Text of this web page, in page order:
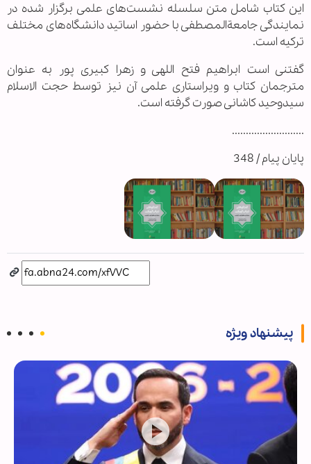
این کتاب شامل متن سلسله نشست‌های علمی برگزار شده در
نمایندگی جامعةالمصطفی با حضور اساتید دانشگاه‌های مختلف
ترکیه است.
گفتنی است ابراهیم فتح اللهی و زهرا کبیری پور به عنوان
مترجمان کتاب و ویراستاری علمی آن نیز توسط حجت الاسلام
سیدوحید کاشانی صورت گرفته است.
..........................
پایان پیام / 348
پیشنهاد ویژه